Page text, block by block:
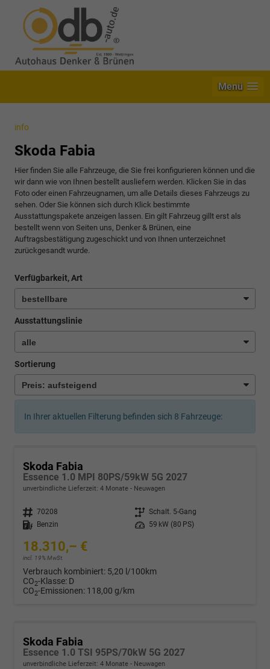
Menü
info
Skoda Fabia
Hier finden Sie alle Fahrzeuge, die Sie frei konfigurieren können und die
wir dann wie von Ihnen bestellt ausliefern werden. Klicken Sie in das
Foto oder einen Fahrzeugnamen, um alle Details dieses Fahrzeugs zu
sehen. Oder Sie können sich durch Klick bestimmte
Ausstattungspakete anzeigen lassen. Ein gilt Fahrzeug gillt erst als
bestellt wenn von Seiten uns, Denker & Brünen, eine
Auftragsbestätigung zugeschickt und von Ihnen unterzeichnet
zurückgesandt wurde.
Verfügbarkeit, Art
Ausstattungslinie
Sortierung
In Ihrer aktuellen Filterung befinden sich 8 Fahrzeuge:
Skoda Fabia
Essence 1.0 MPI 80PS/59kW 5G 2027
unverbindliche Lieferzeit: 4 Monate Neuwagen
Fahrzeugnr. 70208 Getriebe Schalt. 5-Gang
Kraftstoff
Benzin Leistung 59 kW (80 PS)
18.310,– €
incl. 19% MwSt.
Verbrauch kombiniert: 5,20 l/100km
CO2-Klasse: D
CO2-Emissionen: 118,00 g/km
Skoda Fabia
Essence 1.0 TSI 95PS/70kW 5G 2027
unverbindliche Lieferzeit: 4 Monate Neuwagen